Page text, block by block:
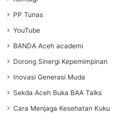
PP Tunas
YouTube
BANDA Aceh academi
Dorong Sinergi Kepemimpinan
Inovasi Generasi Muda
Sekda Aceh Buka BAA Talks
Cara Menjaga Kesehatan Kuku